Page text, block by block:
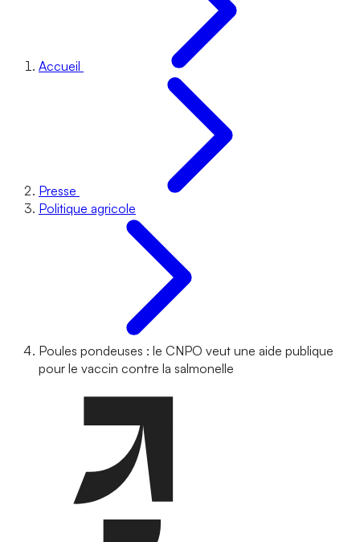
Accueil
Presse
Politique agricole
Poules pondeuses : le CNPO veut une aide publique
pour le vaccin contre la salmonelle